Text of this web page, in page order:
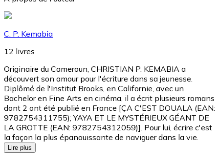
C. P. Kemabia
12 livres
Originaire du Cameroun, CHRISTIAN P. KEMABIA a
découvert son amour pour l'écriture dans sa jeunesse.
Diplômé de l'Institut Brooks, en Californie, avec un
Bachelor en Fine Arts en cinéma, il a écrit plusieurs romans
dont 2 ont été publié en France [ÇA C'EST DOUALA (EAN:
9782754311755); YAYA ET LE MYSTÉRIEUX GÉANT DE
LA GROTTE (EAN: 9782754312059)]. Pour lui, écrire c'est
la façon la plus épanouissante de naviguer dans la vie.
Lire plus